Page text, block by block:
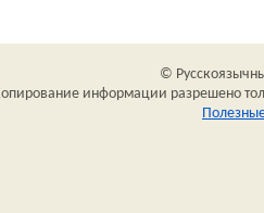
©
информации разрешено